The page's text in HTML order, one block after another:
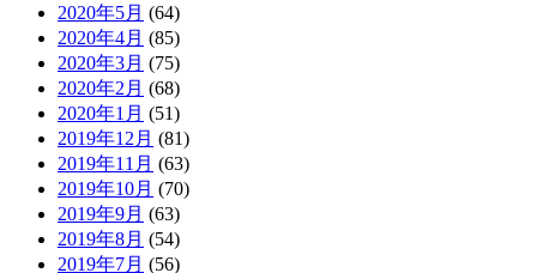
2020年5月 (64)
2020年4月 (85)
2020年3月 (75)
2020年2月 (68)
2020年1月 (51)
2019年12月 (81)
2019年11月 (63)
2019年10月 (70)
2019年9月 (63)
2019年8月 (54)
2019年7月 (56)